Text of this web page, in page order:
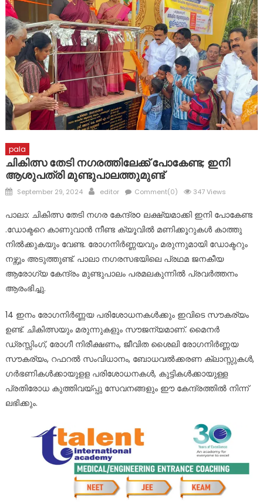
ഇടമറുക് പള്ളി ഭാഗത്ത്‌ പോസ്റ്റിന്റെ ചുവട് ഇളകിയ നിലയിൽ
ദുരിതാശ്വാസ ക്യാമ്പുകളിൽ ആരോഗ്യ സേവനങ്ങളുമായി
മാർ സ്ലീവാ മെഡിസിറ്റി
ദുരന്ത ബാധിതർക്ക് ഭക്ഷ്യ കിറ്റുകൾ വിതരണം ചെയ്തു
pala
ചികിത്സ തേടി നഗരത്തിലേക്ക് പോകേണ്ട; ഇനി
ആശുപത്രി മുണ്ടുപാലത്തുമുണ്ട്
Posted
September 29, 2024 Author
editor Comment(0) 347 Views
പാലാ: ചികിത്സ തേടി നഗര കേന്ദ്രo ലക്ഷ്യമാക്കി ഇനി പോകേണ്ട
.ഡോക്ടറെ കാണുവാൻ നീണ്ട ക്യൂവിൽ മണിക്കൂറുകൾ കാത്തു
നിൽക്കുകയും വേണ്ട. രോഗനിർണ്ണയവും മരുന്നുമായി ഡോക്ടറും
നഴ്സും അടുത്തുണ്ട്. പാലാ നഗരസഭയിലെ പ്രഥമ ജനകീയ
ആരോഗ്യ കേന്ദ്രം മുണ്ടുപാലം പരമലകുന്നിൽ പ്രവർത്തനം
ആരംഭിച്ചു.
14 ഇനം രോഗനിർണ്ണയ പരിശോധനകൾക്കും ഇവിടെ സൗകര്യം
ഉണ്ട്. ചികിത്സയും മരുന്നുകളും സൗജന്യമാണ്‌. മൈനർ
ഡ്രസ്സിംഗ്, രോഗീ നിരീക്ഷണം, ജീവിത ശൈലി രോഗനിർണ്ണയ
സൗകര്യം, റഫറൽ സംവിധാനം, ബോധവൽക്കരണ ക്ലാസ്സുകൾ,
ഗർഭണികൾക്കായുളള പരിശോധനകൾ, കുട്ടികൾക്കായുള്ള
പ്രതിരോധ കുത്തിവയ്പ്പു സേവനങ്ങളും ഈ കേന്ദ്രത്തിൽ നിന്ന്
ലഭിക്കും.